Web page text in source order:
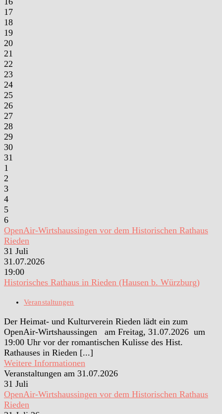
17
18
19
20
21
22
23
24
25
26
27
28
29
30
31
1
2
3
4
5
6
OpenAir-Wirtshaussingen vor dem Historischen Rathaus
Rieden
31 Juli
31.07.2026
19:00
Historisches Rathaus in Rieden (Hausen b. Würzburg)
Veranstaltungen
Der Heimat- und Kulturverein Rieden lädt ein zum
OpenAir-Wirtshaussingen am Freitag, 31.07.2026 um
19:00 Uhr vor der romantischen Kulisse des Hist.
Rathauses in Rieden [...]
Weitere Informationen
Veranstaltungen am 31.07.2026
31 Juli
OpenAir-Wirtshaussingen vor dem Historischen Rathaus
Rieden